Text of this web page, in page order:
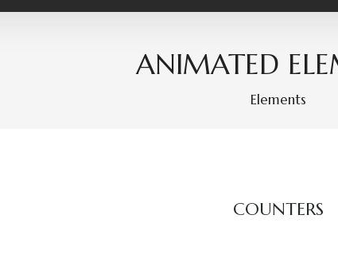
ANIMATED
Elements
COUNTERS